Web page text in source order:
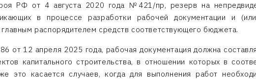
РФ от 4 августа 2020 года №421/пр, резерв на
в процессе разработки рабочей документации и
распорядителем средств соответствующего бюджета.
от 12 апреля 2025 года, рабочая документация должна
капитального строительства, в отношении которых в
это касается случаев, когда для выполнения работ